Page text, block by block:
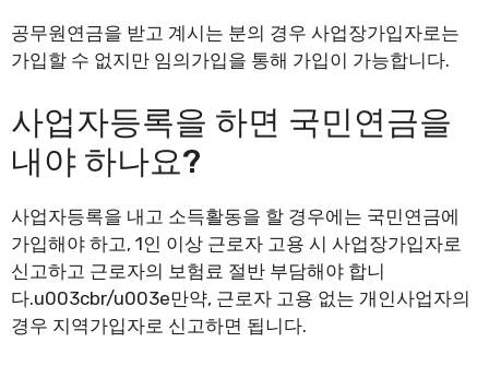
공무원연금을 받고 계시는 분의 경우 사업장가입자로는
가입할 수 없지만 임의가입을 통해 가입이 가능합니다.
사업자등록을 하면 국민연금을
내야 하나요?
사업자등록을 내고 소득활동을 할 경우에는 국민연금에
가입해야 하고, 1인 이상 근로자 고용 시 사업장가입자로
신고하고 근로자의 보험료 절반 부담해야 합니
다.u003cbr/u003e만약, 근로자 고용 없는 개인사업자의
경우 지역가입자로 신고하면 됩니다.